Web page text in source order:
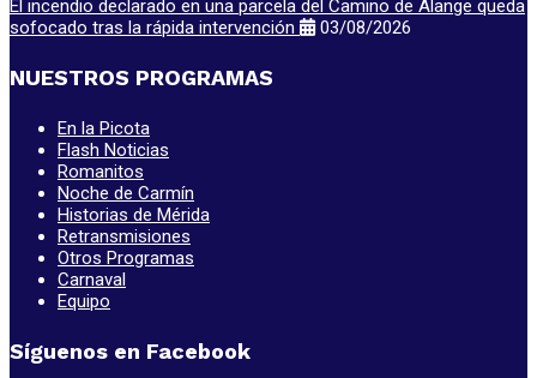
El incendio declarado en una parcela del Camino de Alange queda
sofocado tras la rápida intervención
03/08/2026
NUESTROS PROGRAMAS
En la Picota
Flash Noticias
Romanitos
Noche de Carmín
Historias de Mérida
Retransmisiones
Otros Programas
Carnaval
Equipo
Síguenos en Facebook